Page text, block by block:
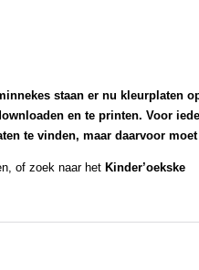
staan er nu kleurplaten
en te printen. Voor
te vinden, maar daarvoor
of zoek naar het Kinder’oekske